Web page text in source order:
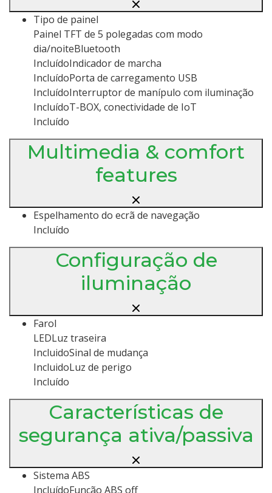
Tipo de painel
Painel TFT de 5 polegadas com modo
dia/noiteBluetooth
IncluídoIndicador de marcha
IncluídoPorta de carregamento USB
IncluídoInterruptor de manípulo com iluminação
IncluídoT-BOX, conectividade de IoT
Incluído
Multimedia & comfort
features
Espelhamento do ecrã de navegação
Incluído
Configuração de
iluminação
Farol
LEDLuz traseira
IncluidoSinal de mudança
IncluidoLuz de perigo
Incluído
Características de
segurança ativa/passiva
Sistema ABS
IncluídoFunção ABS off